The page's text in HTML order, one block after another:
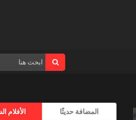
الأفلام المضافة حديثًا